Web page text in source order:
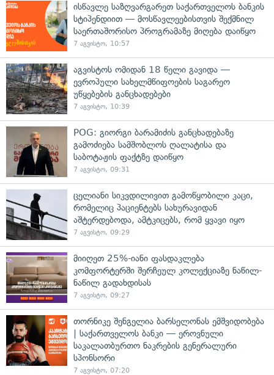
ისწავლე საზღვარგარეთ საქართველოს ბანკის
სტიპენდიით — მოსწავლეებისთვის შექმნილ
საერთაშორისო პროგრამაზე მიღება დაიწყო
7 აგვისტო, 10:57
აგვისტოს ომიდან 18 წელი გავიდა —
ევროპული სახელმწიფოების საგარეო
უწყებების განცხადებები
7 აგვისტო, 10:39
POG: გიორგი ბარამიძის განცხადებაზე
გამოძიება სამშობლოს ღალატისა და
საბოტაჟის ფაქტზე დაიწყო
7 აგვისტო, 09:31
ცელიანი სიკვდილივით გამოწყობილი კაცი,
რომელიც პაციენტებს სახურავიდან
აშტერდებოდა, ამტკიცებს, რომ ყვავი იყო
7 აგვისტო, 09:29
მიიღეთ 25%-იანი ფასდაკლება
კომფორტერში შერჩეულ კოლექციაზე ნაწილ-
ნაწილ გადახდისას
7 აგვისტო, 09:27
თორნიკე შენგელია ბარსელონას ემშვიდობება
| საქართველოს ბანკი — ეროვნული
საკალათბურთო ნაკრების გენერალური
სპონსორი
7 აგვისტო, 07:20